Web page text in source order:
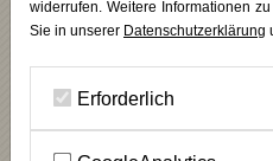
widerrufen. Weitere Informationen
Sie in unserer Datenschutzerklärung
Erforderlich